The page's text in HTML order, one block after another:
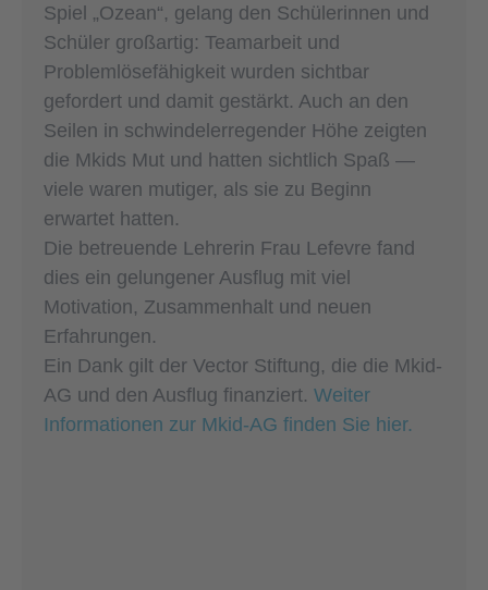
Spiel „Ozean“, gelang den Schülerinnen und
Schüler großartig: Teamarbeit und
Problemlösefähigkeit wurden sichtbar
gefordert und damit gestärkt. Auch an den
Seilen in schwindelerregender Höhe zeigten
die Mkids Mut und hatten sichtlich Spaß —
viele waren mutiger, als sie zu Beginn
erwartet hatten.
Die betreuende Lehrerin Frau Lefevre fand
dies ein gelungener Ausflug mit viel
Motivation, Zusammenhalt und neuen
Erfahrungen.
Ein Dank gilt der Vector Stiftung, die die Mkid-
AG und den Ausflug finanziert. Weiter
Informationen zur Mkid-AG finden Sie hier.